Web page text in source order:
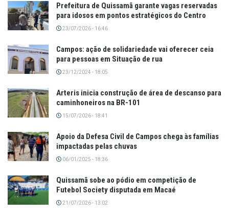
Prefeitura de Quissamã garante vagas reservadas
para idosos em pontos estratégicos do Centro
23/07/2026 - 16:46
Campos: ação de solidariedade vai oferecer ceia
para pessoas em Situação de rua
23/12/2024 - 18:05
Arteris inicia construção de área de descanso para
caminhoneiros na BR-101
15/07/2026 - 18:41
Apoio da Defesa Civil de Campos chega às famílias
impactadas pelas chuvas
06/01/2025 - 18:36
Quissamã sobe ao pódio em competição de
Futebol Society disputada em Macaé
21/07/2026 - 13:02